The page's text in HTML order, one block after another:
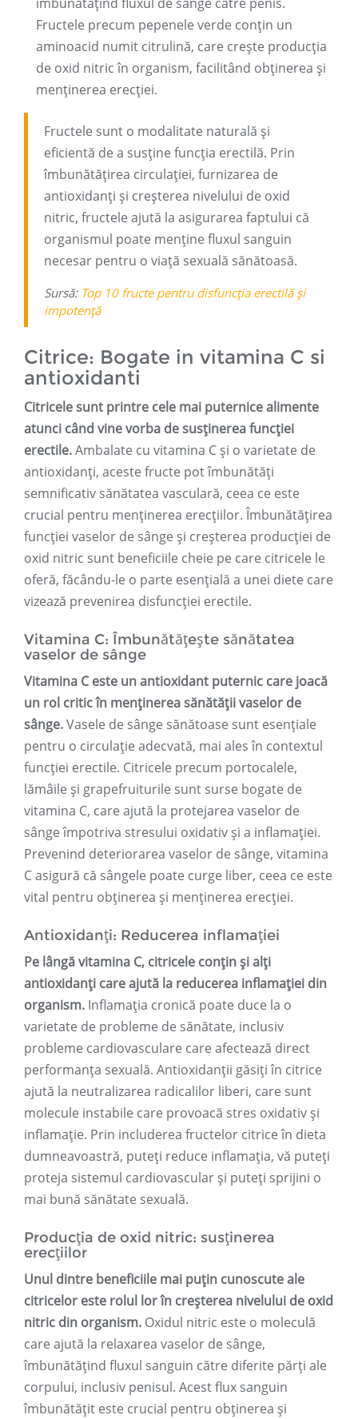
Fructele precum pepenele verde conțin un
aminoacid numit citrulină, care crește producția
de oxid nitric în organism, facilitând obținerea și
menținerea erecției.
Fructele sunt o modalitate naturală și
eficientă de a susține funcția erectilă. Prin
îmbunătățirea circulației, furnizarea de
antioxidanți și creșterea nivelului de oxid
nitric, fructele ajută la asigurarea faptului că
organismul poate menține fluxul sanguin
necesar pentru o viață sexuală sănătoasă.
Sursă: Top 10 fructe pentru disfuncția erectilă și
impotență
Citrice: Bogate in vitamina C si
antioxidanti
Citricele sunt printre cele mai puternice alimente
atunci când vine vorba de susținerea funcției
erectile.Ambalate cu vitamina C și o varietate de
antioxidanți, aceste fructe pot îmbunătăți
semnificativ sănătatea vasculară, ceea ce este
crucial pentru menținerea erecțiilor. Îmbunătățirea
funcției vaselor de sânge și creșterea producției de
oxid nitric sunt beneficiile cheie pe care citricele le
oferă, făcându-le o parte esențială a unei diete care
vizează prevenirea disfuncției erectile.
Vitamina C: Îmbunătățește sănătatea
vaselor de sânge
Vitamina C este un antioxidant puternic care joacă
un rol critic în menținerea sănătății vaselor de
sânge.Vasele de sânge sănătoase sunt esențiale
pentru o circulație adecvată, mai ales în contextul
funcției erectile. Citricele precum portocalele,
lămâile și grapefruiturile sunt surse bogate de
vitamina C, care ajută la protejarea vaselor de
sânge împotriva stresului oxidativ și a inflamației.
Prevenind deteriorarea vaselor de sânge, vitamina
C asigură că sângele poate curge liber, ceea ce este
vital pentru obținerea și menținerea erecției.
Antioxidanți: Reducerea inflamației
Pe lângă vitamina C, citricele conțin și alți
antioxidanți care ajută la reducerea inflamației din
organism. Inflamația cronică poate duce la o
varietate de probleme de sănătate, inclusiv
probleme cardiovasculare care afectează direct
performanța sexuală. Antioxidanții găsiți în citrice
ajută la neutralizarea radicalilor liberi, care sunt
molecule instabile care provoacă stres oxidativ și
inflamație. Prin includerea fructelor citrice în dieta
dumneavoastră, puteți reduce inflamația, vă puteți
proteja sistemul cardiovascular și puteți sprijini o
mai bună sănătate sexuală.
Producția de oxid nitric: susținerea
erecțiilor
Unul dintre beneficiile mai puțin cunoscute ale
citricelor este rolul lor în creșterea nivelului de oxid
nitric din organism. Oxidul nitric este o moleculă
care ajută la relaxarea vaselor de sânge,
îmbunătățind fluxul sanguin către diferite părți ale
corpului, inclusiv penisul. Acest flux sanguin
îmbunătățit este crucial pentru obținerea și